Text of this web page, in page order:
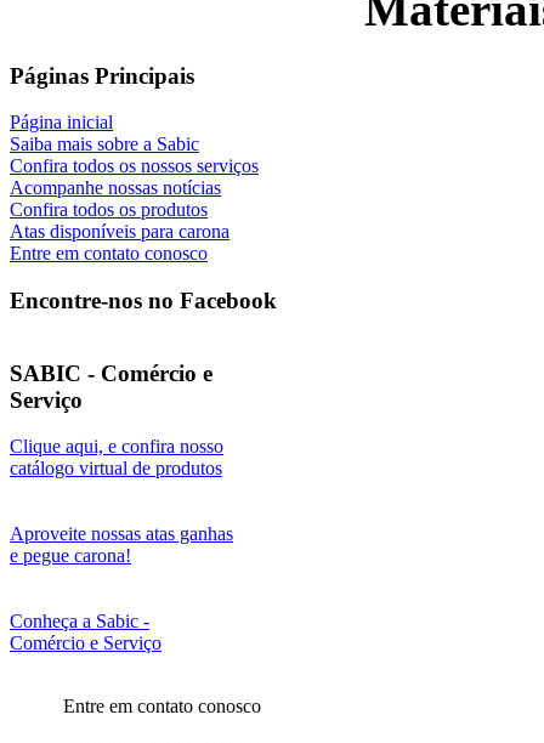
Páginas Principais
Página inicial
Saiba mais sobre a Sabic
Confira todos os nossos serviços
Acompanhe nossas notícias
Confira todos os produtos
Atas disponíveis para carona
Entre em contato conosco
Encontre-nos no Facebook
SABIC - Comércio e
Serviço
Clique aqui, e confira nosso
catálogo virtual de produtos
Aproveite nossas atas ganhas
e pegue carona!
Conheça a Sabic -
Comércio e Serviço
Entre em contato conosco